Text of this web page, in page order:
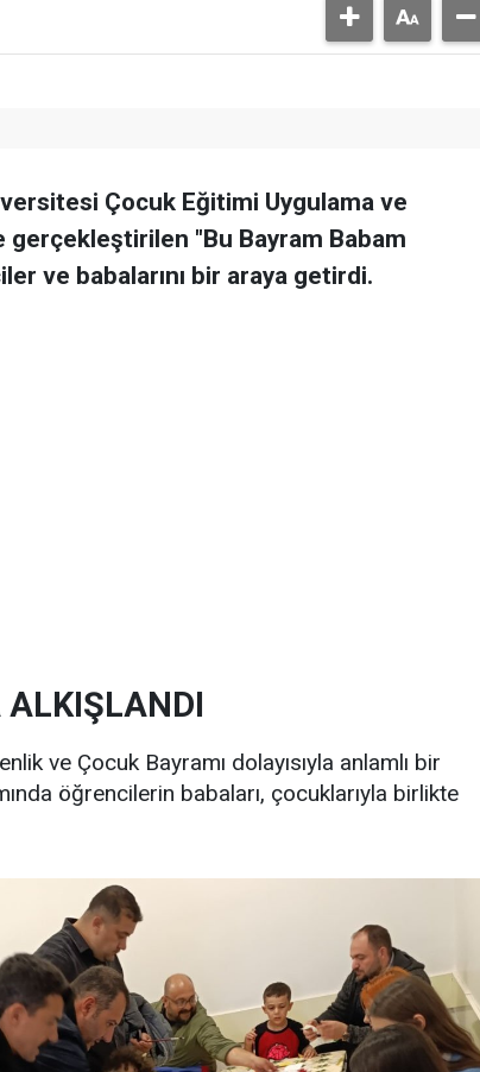
Çocuk Eğitimi Uygulama ve
"Bu Bayram Babam
ve babalarını bir araya getirdi.
ALKIŞLANDI
ve Çocuk Bayramı dolayısıyla anlamlı bir
öğrencilerin babaları, çocuklarıyla birlikte